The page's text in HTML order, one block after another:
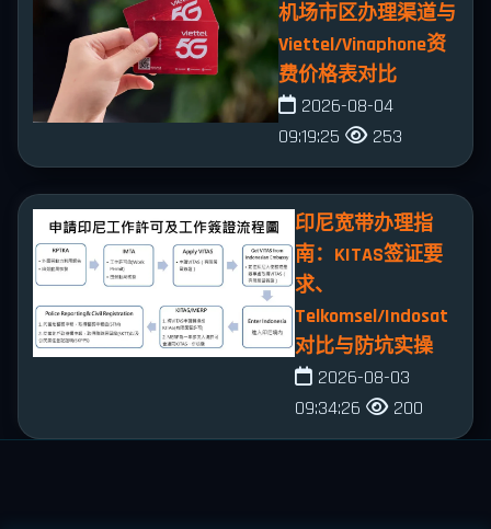
机场市区办理渠道与
Viettel/Vinaphone资
费价格表对比
2026-08-04
09:19:25
253
印尼宽带办理指
南：KITAS签证要
求、
Telkomsel/Indosat
对比与防坑实操
2026-08-03
09:34:26
200